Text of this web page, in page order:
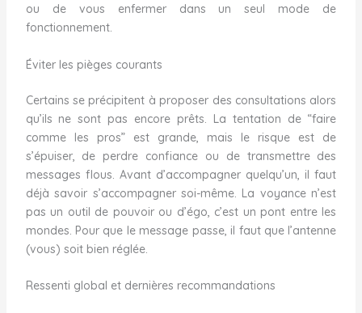
ou de vous enfermer dans un seul mode de
fonctionnement.
Éviter les pièges courants
Certains se précipitent à proposer des consultations alors
qu’ils ne sont pas encore prêts. La tentation de “faire
comme les pros” est grande, mais le risque est de
s’épuiser, de perdre confiance ou de transmettre des
messages flous. Avant d’accompagner quelqu’un, il faut
déjà savoir s’accompagner soi-même. La voyance n’est
pas un outil de pouvoir ou d’égo, c’est un pont entre les
mondes. Pour que le message passe, il faut que l’antenne
(vous) soit bien réglée.
Ressenti global et dernières recommandations